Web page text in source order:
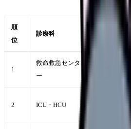
順
位
診療科
1
救命救急センタ
ー
2 ICU・HCU